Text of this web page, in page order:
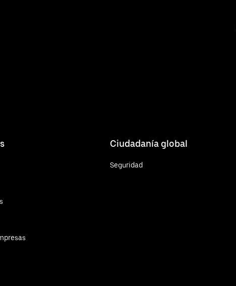
Ciudadanía global
Seguridad